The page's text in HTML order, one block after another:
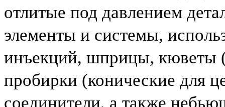
отлитые под давлением
элементы и системы,
инъекций, шприцы, кюветы
пробирки (конические для
соединители, а также